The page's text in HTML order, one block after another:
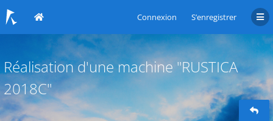
Connexion S’enregistrer
Réalisation d'une machine "RUSTICA
2018C"